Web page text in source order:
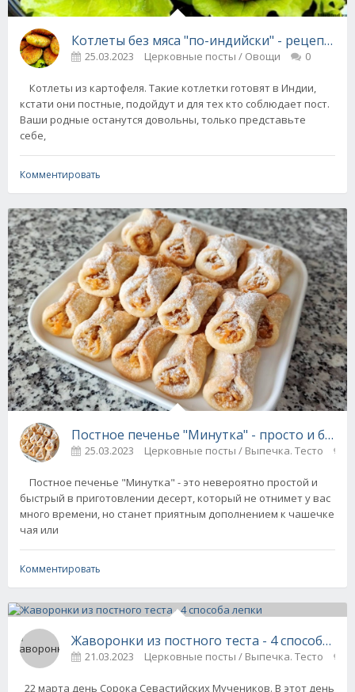
Котлеты без мяса "по-индийски" -
25.03.2023 Церковные посты / Овощи 0
Котлеты из картофеля. Такие котлетки готовят в Индии,
кстати они постные, подойдут и для тех кто соблюдает пост.
Ваши родные останутся довольны, только представьте
себе,
Комментировать
Постное печенье "Минутка" - просто и
25.03.2023 Церковные посты / Выпечка. Тесто
Постное печенье "Минутка" - это невероятно простой и
быстрый в приготовлении десерт, который не отнимет у вас
много времени, но станет приятным дополнением к чашечке
чая или
Комментировать
Жаворонки из постного теста - 4 способа
21.03.2023 Церковные посты / Выпечка. Тесто